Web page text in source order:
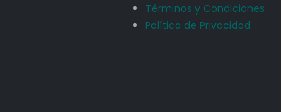
Términos y Condiciones
Política de Privacidad